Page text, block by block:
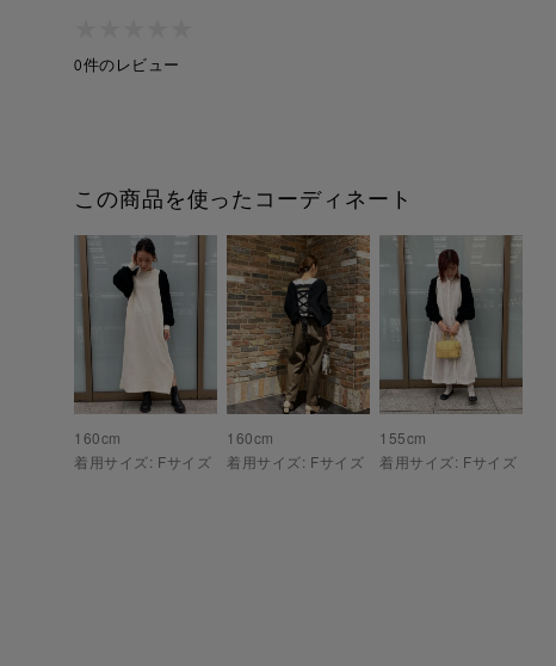
0件のレビュー
この商品を使ったコーディネート
160cm
着用サイズ: Fサイズ
160cm
着用サイズ: Fサイズ
155cm
着用サイズ: Fサイズ